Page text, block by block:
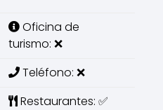
Oficina de
turismo: ❌
Teléfono: ❌
Restaurantes: ✅